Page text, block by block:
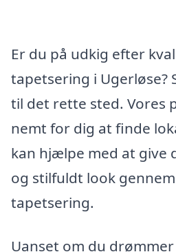
Er du på udkig efter
tapetsering i Ugerløse?
til det rette sted. Vores
nemt for dig at finde
kan hjælpe med at give
og stilfuldt look
tapetsering.
Uanset om du